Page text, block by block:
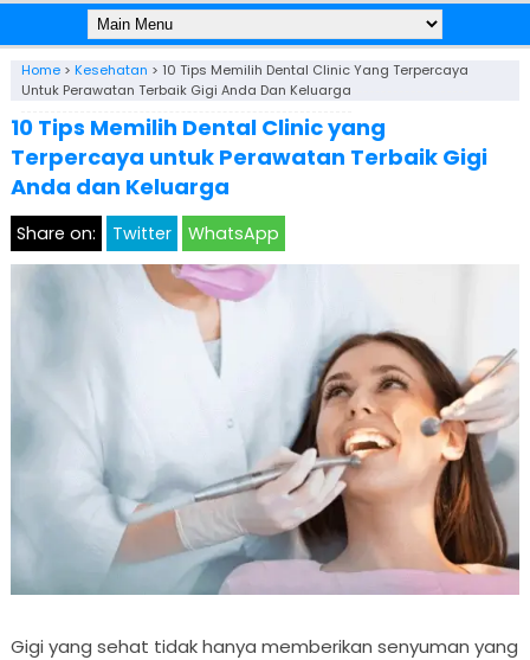
Home> Kesehatan > 10 Tips Memilih Dental Clinic Yang Terpercaya
Untuk Perawatan Terbaik Gigi Anda Dan Keluarga
10 Tips Memilih Dental Clinic yang
Terpercaya untuk Perawatan Terbaik Gigi
Anda dan Keluarga
Share on: Twitter WhatsApp
Gigi yang sehat tidak hanya memberikan senyuman yang